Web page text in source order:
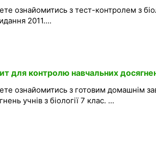
ознайомитись з тест-контролем з
2011....
для контролю навчальних
ознайомитись з готовим домашнім
учнів з біології 7 клас. ...